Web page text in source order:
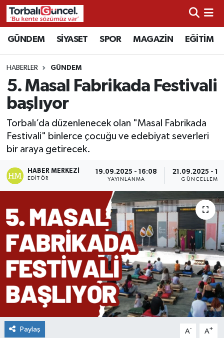
GÜNDEM SİYASET SPOR MAGAZİN EĞİTİM
HABERLER GÜNDEM
5. Masal Fabrikada Festivali
başlıyor
Torbalı’da düzenlenecek olan "Masal Fabrikada
Festivali" binlerce çocuğu ve edebiyat severleri
bir araya getirecek.
HABER MERKEZI
EDITÖR
19.09.2025 - 16:08
YAYINLANMA
21.09.2025 -
GÜNCELLEME
Paylaş A- A+
İzmir Nöbetçi Eczaneler
İzmir Hava Durumu
İzmir Namaz Vakitleri
İzmir Trafik Yoğunluk Haritası
Süper Lig Puan Durumu ve Fikstür
Tüm Manşetler
Son Dakika Haberleri
Haber Arşivi